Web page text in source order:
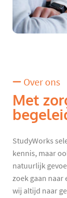
Over ons
Met
StudyWorks
kennis, maar
natuurlijk
zoek gaan naar
wij altijd naar